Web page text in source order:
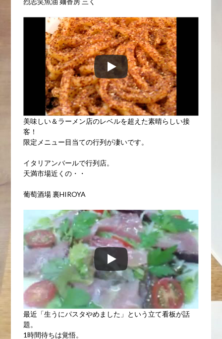
美味しい＆ラーメン店のレベルを超えた素晴らしい接
客！
限定メニュー目当ての行列が凄いです。
イタリアンバールで行列店。
天満市場近くの・・
葡萄酒場 裏HIROYA
最近「生うにパスタやめました」という立て看板が話
題。
1時間待ちは覚悟。